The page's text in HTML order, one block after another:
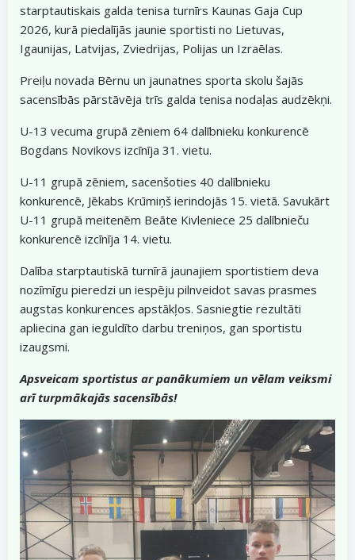
starptautiskais galda tenisa turnīrs Kaunas Gaja Cup
2026, kurā piedalījās jaunie sportisti no Lietuvas,
Igaunijas, Latvijas, Zviedrijas, Polijas un Izraēlas.
Preiļu novada Bērnu un jaunatnes sporta skolu šajās
sacensībās pārstāvēja trīs galda tenisa nodaļas audzēkņi.
U-13 vecuma grupā zēniem 64 dalībnieku konkurencē
Bogdans Novikovs izcīnīja 31. vietu.
U-11 grupā zēniem, sacenšoties 40 dalībnieku
konkurencē, Jēkabs Krūmiņš ierindojās 15. vietā. Savukārt
U-11 grupā meitenēm Beāte Kivleniece 25 dalībnieču
konkurencē izcīnīja 14. vietu.
Dalība starptautiskā turnīrā jaunajiem sportistiem deva
nozīmīgu pieredzi un iespēju pilnveidot savas prasmes
augstas konkurences apstākļos. Sasniegtie rezultāti
apliecina gan ieguldīto darbu treniņos, gan sportistu
izaugsmi.
Apsveicam sportistus ar panākumiem un vēlam veiksmi
arī turpmākajās sacensībās!